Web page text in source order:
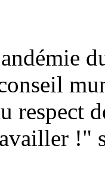
respect
!"